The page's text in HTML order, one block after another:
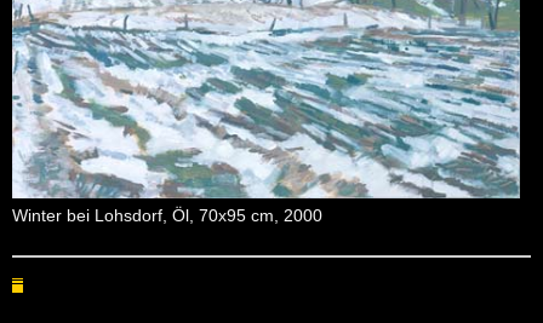
Win­ter bei Lohs­dorf, Öl, 70x95 cm, 2000